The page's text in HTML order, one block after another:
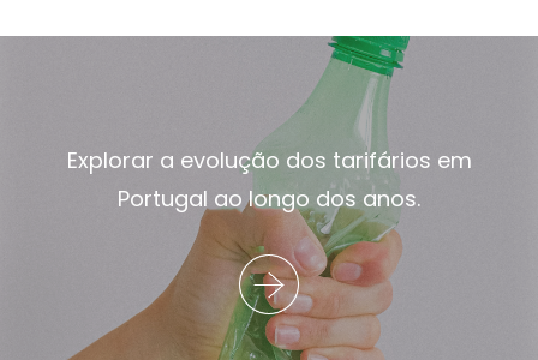
Explorar a evolução dos tarifários em
Portugal ao longo dos anos.